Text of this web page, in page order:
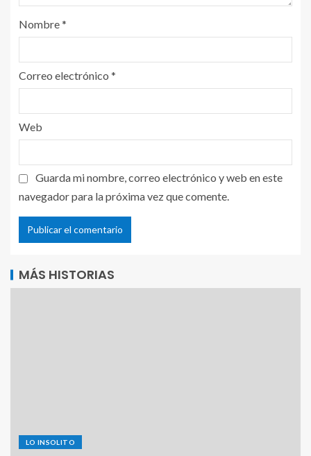
Nombre*
Correo electrónico *
Web
Guarda mi nombre, correo electrónico y web en este
navegador para la próxima vez que comente.
MÁS HISTORIAS
LO INSOLITO